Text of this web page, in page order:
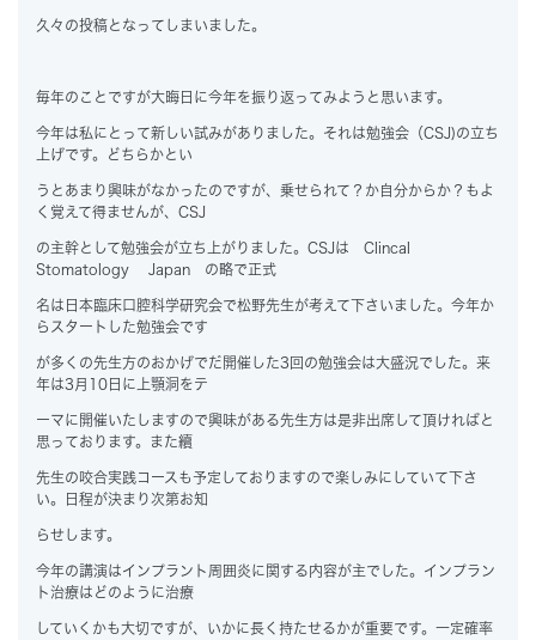
久々の投稿となってしまいました。
毎年のことですが大晦日に今年を振り返ってみようと思います。
今年は私にとって新しい試みがありました。それは勉強会（CSJ)の立ち
上げです。どちらかとい
うとあまり興味がなかったのですが、乗せられて？か自分からか？もよ
く覚えて得ませんが、CSJ
の主幹として勉強会が立ち上がりました。CSJは Clincal
Stomatology Japan の略で正式
名は日本臨床口腔科学研究会で松野先生が考えて下さいました。今年か
らスタートした勉強会です
が多くの先生方のおかげでだ開催した3回の勉強会は大盛況でした。来
年は3月10日に上顎洞をテ
ーマに開催いたしますので興味がある先生方は是非出席して頂ければと
思っております。また續
先生の咬合実践コースも予定しておりますので楽しみにしていて下さ
い。日程が決まり次第お知
らせします。
今年の講演はインプラント周囲炎に関する内容が主でした。インプラン
ト治療はどのように治療
していくかも大切ですが、いかに長く持たせるかが重要です。一定確率